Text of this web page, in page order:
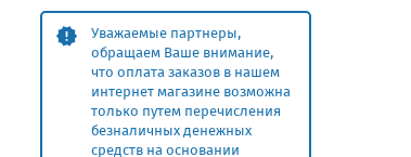
Уважаемые партнеры,
обращаем Ваше внимание,
что оплата заказов в нашем
интернет магазине возможна
только путем перечисления
безналичных денежных
средств на основании